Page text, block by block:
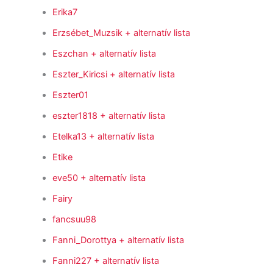
Erika7
Erzsébet_Muzsik + alternatív lista
Eszchan + alternatív lista
Eszter_Kiricsi + alternatív lista
Eszter01
eszter1818 + alternatív lista
Etelka13 + alternatív lista
Etike
eve50 + alternatív lista
Fairy
fancsuu98
Fanni_Dorottya + alternatív lista
Fanni227 + alternatív lista